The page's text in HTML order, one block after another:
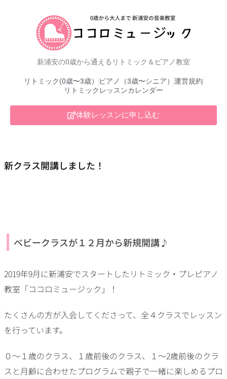
新浦安の0歳から通えるリトミック＆ピアノ教室
リトミック(0歳〜3歳） ピアノ（3歳〜シニア） 運営規約
リトミックレッスンカレンダー
体験レッスンに申し込む
新クラス開講しました！
ベビークラスが１２月から新規開講♪
2019年9月に新浦安でスタートしたリトミック・プレピアノ
教室「ココロミュージック」！
たくさんの方が入会してくださって、全４クラスでレッスン
を行っています。
０～１歳のクラス、１歳前後のクラス、１～2歳前後のクラ
スと月齢に合わせたプログラムで親子で一緒に楽しめるプロ